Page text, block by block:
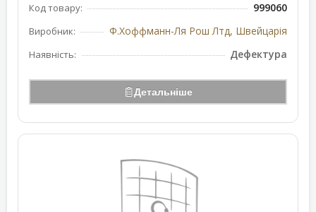
Код товару: 999060
Виробник: Ф.Хоффманн-Ля Рош Лтд, Швейцарія
Наявність: Дефектура
Детальніше